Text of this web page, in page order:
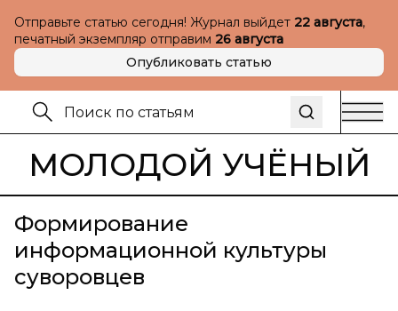
Отправьте статью сегодня! Журнал выйдет 22 августа,
печатный экземпляр отправим 26 августа
Опубликовать статью
МОЛОДОЙ УЧЁНЫЙ
Формирование
информационной культуры
суворовцев